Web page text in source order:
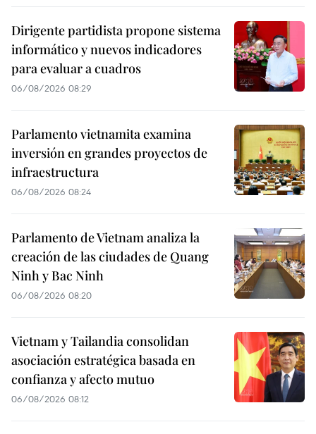
Dirigente partidista propone sistema
informático y nuevos indicadores
para evaluar a cuadros
06/08/2026 08:29
Parlamento vietnamita examina
inversión en grandes proyectos de
infraestructura
06/08/2026 08:24
Parlamento de Vietnam analiza la
creación de las ciudades de Quang
Ninh y Bac Ninh
06/08/2026 08:20
Vietnam y Tailandia consolidan
asociación estratégica basada en
confianza y afecto mutuo
06/08/2026 08:12